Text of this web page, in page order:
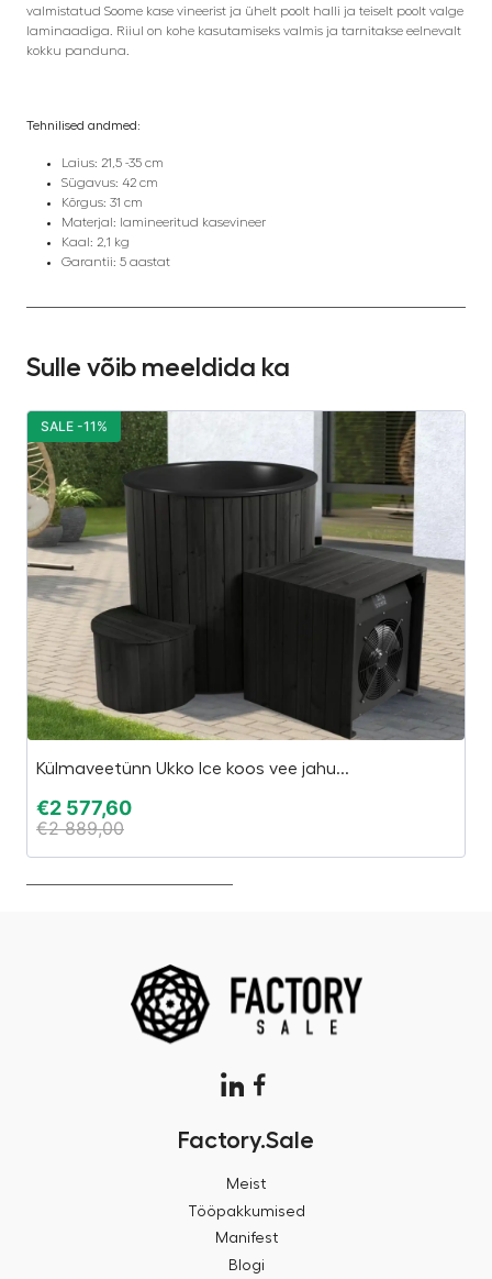
valmistatud Soome kase vineerist ja ühelt poolt halli ja teiselt poolt valge
laminaadiga. Riiul on kohe kasutamiseks valmis ja tarnitakse eelnevalt
kokku panduna.
Tehnilised andmed:
Laius: 21,5 -35 cm
Sügavus: 42 cm
Kõrgus: 31 cm
Materjal: lamineeritud kasevineer
Kaal: 2,1 kg
Garantii: 5 aastat
Sulle võib meeldida ka
Külmaveetünn Ukko Ice koos vee jahu...
€2 577,60
€2 889,00
SALE -11%
Factory.Sale
Meist
Tööpakkumised
Manifest
Blogi